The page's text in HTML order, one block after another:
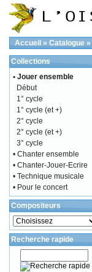
Accueil » Catalogue »
Collections
• Jouer ensemble
Début
1° cycle
1° cycle (et +)
2° cycle
2° cycle (et +)
3° cycle
• Chanter ensemble
• Chanter-Jouer-Ecrire
• Technique musicale
• Pour le concert
Compositeurs
Recherche rapide